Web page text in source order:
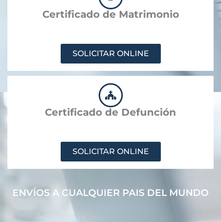
Certificado de Matrimonio
SOLICITAR ONLINE
Certificado de Defunción
SOLICITAR ONLINE
ENVÍOS A CUALQUIER PAIS DEL MUNDO